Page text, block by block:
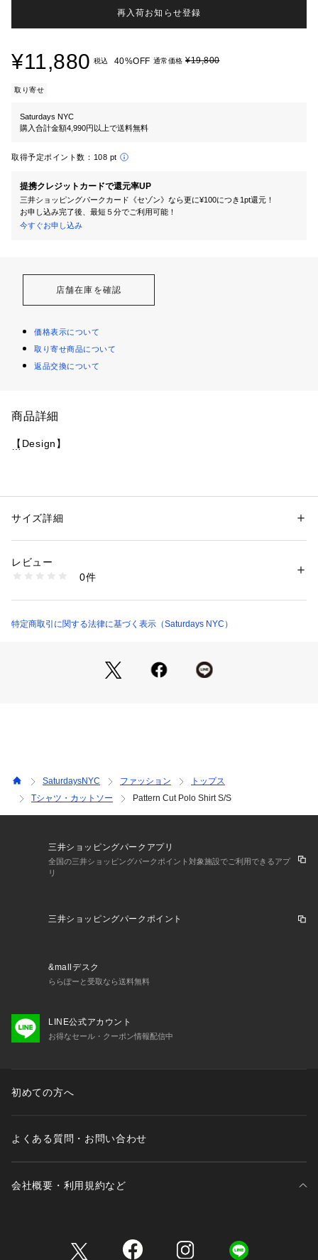
再入荷お知らせ登録
¥11,880 税込 40%OFF 通常価格 ¥19,800
取り寄せ
Saturdays NYC
購入合計金額4,990円以上で送料無料
取得予定ポイント数： 108 pt
提携クレジットカードで還元率UP
三井ショッピングパークカード《セゾン》なら更に¥100につき1pt還元！
お申し込み完了後、最短５分でご利用可能！
今すぐお申し込み
店舗在庫を確認
価格表示について
取り寄せ商品について
返品交換について
商品詳細
【Design】
ストレッチ性があり、肩周りはスイングを邪魔しないパターン
COOLMAX繊維を使用した吸水速乾性のあるサラリとした生地
吸水速乾繊維である、アメリカのLYCRA 社 ( ライクラ社 )のC
【Composition】
【Country of origin】
原産国：MADE IN JAPAN
【Size Specs】
S/ 着丈 67 | 肩幅 43.2 | バスト 98 | そで丈 21.1
XL/ 着丈 73 | 肩幅 47.4 | バスト 110 | そで丈 23.2
身長：186cm　Size：XL
性別：メンズ
素材：（本体） ポリエステル 100% （リブ） ポリエステル 100%
洗濯：洗濯機、漂白不可、タンブル乾燥不可、自然乾燥、アイロン仕上げ
可、ドライ不可、ウエットクリーニング可
商品番号：1095600000498 （モール）
サイズ詳細
レビュー
0件
特定商取引に関する法律に基づく表示（Saturdays NYC）
SaturdaysNYC ファッション
トップス
Tシャツ・カットソー
Pattern Cut Polo Shirt S/S
三井ショッピングパークアプリ
全国の三井ショッピングパークポイント対象施設でご利用できるアプ
リ
三井ショッピングパークポイント
&mallデスク
ららぽーと受取なら送料無料
LINE公式アカウント
お得なセール・クーポン情報配信中
初めての方へ
よくある質問・お問い合わせ
会社概要・利用規約など